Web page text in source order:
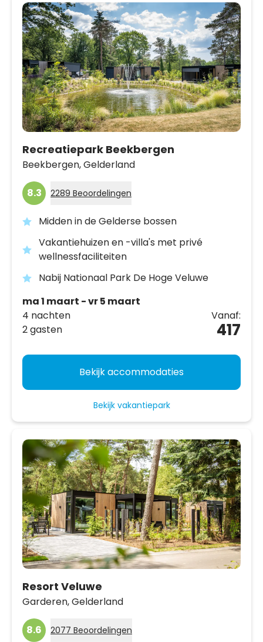
Recreatiepark Beekbergen
Beekbergen,Gelderland
8.3 2289 Beoordelingen
Midden in de Gelderse bossen
Vakantiehuizen en -villa's met privé
wellnessfaciliteiten
Nabij Nationaal Park De Hoge Veluwe
ma 1 maart - vr 5 maart
4 nachten
2 gasten
Vanaf:
417
Bekijk accommodaties
Bekijk vakantiepark
Resort Veluwe
Garderen,Gelderland
8.6 2077 Beoordelingen